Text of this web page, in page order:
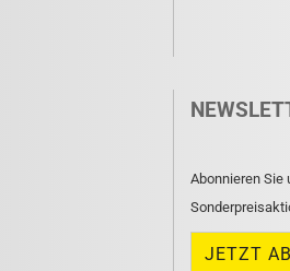
Abonnieren Sie